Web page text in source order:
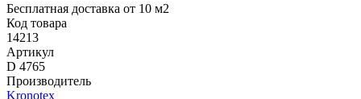
Бесплатная доставка от 10 м2
Код товара
14213
Артикул
D 4765
Производитель
Kronotex